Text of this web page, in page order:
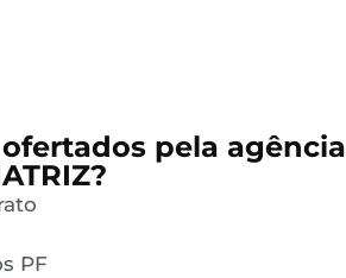
pela agência
PF